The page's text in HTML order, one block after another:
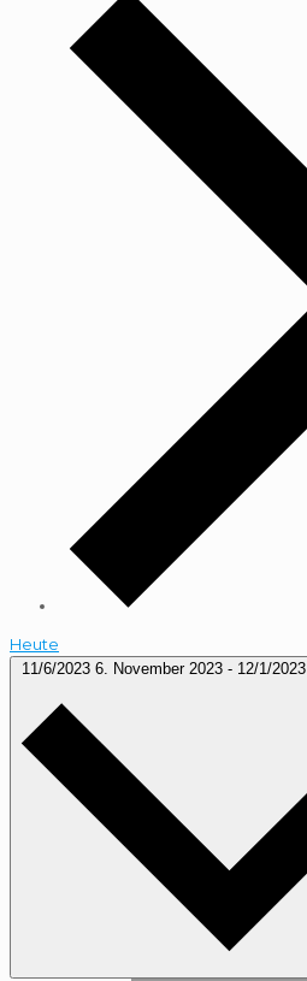
Heute
11/6/2023 6. November 2023 - 12/1/2023